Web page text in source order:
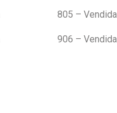
805 – Vendida
906 – Vendida